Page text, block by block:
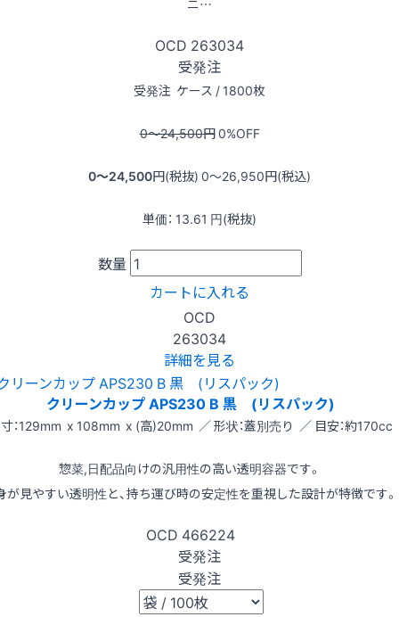
OCD 263034
受発注
受発注 ケース / 1800枚
0〜24,500円0%OFF
0〜24,500円(税抜) 0〜26,950円(税込)
単価： 13.61 円(税抜)
数量
カートに入れる
OCD
263034
詳細を見る
クリーンカップ APS230 B 黒 (リスパック)
：129mm x 108mm x (高)20mm ／ 形状：蓋別売り ／ 目安：約170cc
惣菜,日配品向けの汎用性の高い透明容器です。
が見やすい透明性と、持ち運び時の安定性を重視した設計が特徴です。
OCD 466224
受発注
受発注